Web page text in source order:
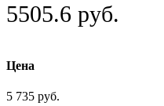
5505.6 руб.
Цена
5 735 руб.